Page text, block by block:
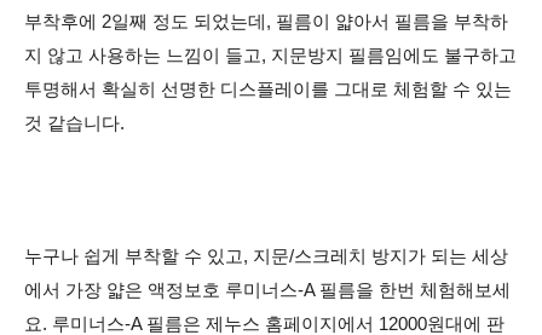
부착후에 2일째 정도 되었는데, 필름이 얇아서 필름을 부착하
지 않고 사용하는 느낌이 들고, 지문방지 필름임에도 불구하고
투명해서 확실히 선명한 디스플레이를 그대로 체험할 수 있는
것 같습니다.
누구나 쉽게 부착할 수 있고, 지문/스크레치 방지가 되는 세상
에서 가장 얇은 액정보호 루미너스-A 필름을 한번 체험해보세
요. 루미너스-A 필름은 제누스 홈페이지에서 12000원대에 판